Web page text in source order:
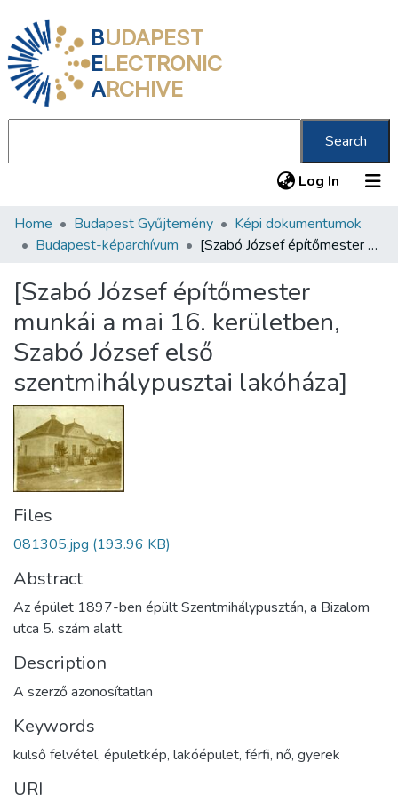
BUDAPEST
ELECTRONIC
ARCHIVE
Search
Log In (current)
Communities & Collections
Statistics
About us
Home Budapest Gyűjtemény
Képi dokumentumok
Budapest-képarchívum
[Szabó József építőmester munkái a mai 16. kerületben, Szabó József első szentmihálypusztai lakóháza]
[Szabó József építőmester
munkái a mai 16. kerületben,
Szabó József első
szentmihálypusztai lakóháza]
Files
081305.jpg (193.96 KB)
Abstract
Az épület 1897-ben épült Szentmihálypusztán, a Bizalom
utca 5. szám alatt.
Description
A szerző azonosítatlan
Keywords
külső felvétel, épületkép, lakóépület, férfi, nő, gyerek
URI